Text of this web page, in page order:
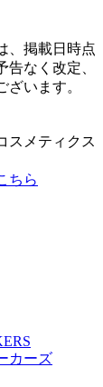
、掲載日時点
なく改定、
います。
スメティクス
ちら
カーズ